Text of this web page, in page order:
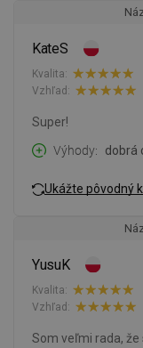
KateS
Kvalita:
Vzhľad:
Super!
Výhody
dobrá
Ukážte pôvodný
YusuK
Kvalita:
Vzhľad:
Som veľmi rada,